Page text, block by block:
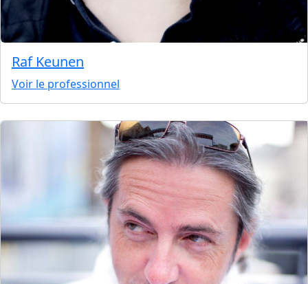
Raf Keunen
Voir le professionnel